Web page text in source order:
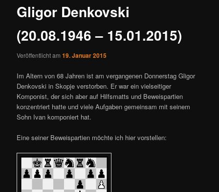
a
s
n
a
i
g
a
t
i
n
Gligor Denkovski
(20.08.1946 – 15.01.2015)
Veröffentlicht am19. Januar 2015
Im Altern von 68 Jahren ist am vergangenen Donnerstag Gligor
Denkovski in Skopje verstorben. Er war ein vielseitiger
Komponist, der sich aber auf Hilfsmatts und Beweispartien
konzentriert hatte und viele Aufgaben gemeinsam mit seinem
Sohn Ivan komponiert hat.
Eine seiner Beweispartien möchte ich hier vorstellen: